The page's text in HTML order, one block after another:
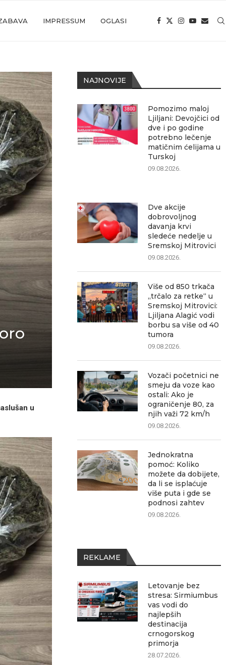
IMPRESSUM OGLASI
u
NAJNOVIJE
Pomozimo maloj
Ljiljani: Devojčici od
dve i po godine
potrebno lečenje
matičnim ćelijama u
Turskoj
09.08.2026.
Dve akcije
dobrovoljnog
davanja krvi
sledeće nedelje u
Sremskoj Mitrovici
09.08.2026.
Više od 850 trkača
„trčalo za retke“ u
Sremskoj Mitrovici:
Ljiljana Alagić vodi
borbu sa više od 40
tumora
09.08.2026.
Vozači početnici ne
smeju da voze kao
ostali: Ako je
ograničenje 80, za
njih važi 72 km/h
09.08.2026.
Jednokratna
pomoć: Koliko
možete da dobijete,
da li se isplaćuje
više puta i gde se
podnosi zahtev
09.08.2026.
REKLAME
Letovanje bez
stresa: Sirmiumbus
vas vodi do
najlepših
destinacija
crnogorskog
primorja
28.07.2026.